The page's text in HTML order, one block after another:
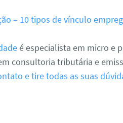
– 10 tipos de vínculo
é especialista em micro e
consultoria tributária e
e tire todas as suas